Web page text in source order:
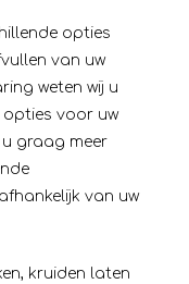
opties
van uw
weten wij u
voor uw
graag meer
van uw
kruiden laten